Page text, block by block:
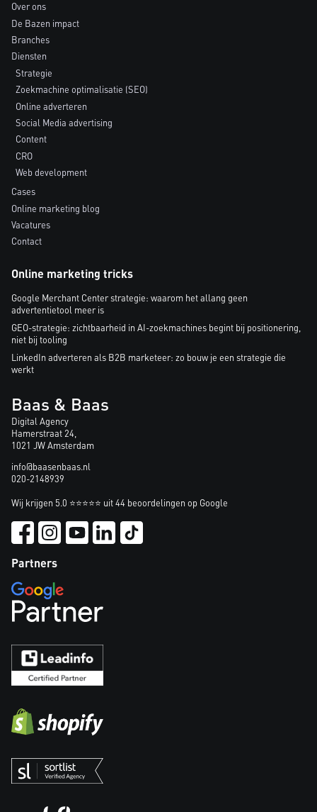
Over ons
De Bazen impact
Branches
Diensten
Strategie
Zoekmachine optimalisatie (SEO)
Online adverteren
Social Media advertising
Content
CRO
Web development
Cases
Online marketing blog
Vacatures
Contact
Online marketing tricks
Google Merchant Center strategie: waarom het allang geen
advertentietool meer is
GEO-strategie: zichtbaarheid in AI-zoekmachines begint bij positionering,
niet bij tooling
LinkedIn adverteren als B2B marketeer: zo bouw je een strategie die
werkt
Baas & Baas
Digital Agency
Hamerstraat 24,
1021 JW Amsterdam
info@baasenbaas.nl
020-2148939
Wij krijgen 5.0 ⭐⭐⭐⭐⭐ uit 44 beoordelingen op Google
Partners